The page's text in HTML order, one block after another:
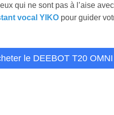
qui ne sont pas à l’aise
vocal YIKO pour guider
le DEEBOT T20 OMNI